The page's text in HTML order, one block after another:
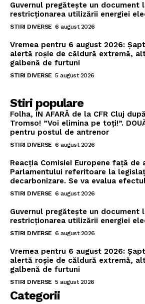
Guvernul pregătește un document
restricționarea utilizării energiei
STIRI DIVERSE 6 august 2026
Vremea pentru 6 august 2026:
alertă roșie de căldură extremă,
galbenă de furtuni
STIRI DIVERSE 5 august 2026
Stiri populare
Folha, ÎN AFARĂ de la CFR Cluj
Tromso! ”Voi elimina pe toți!”.
pentru postul de antrenor
STIRI DIVERSE 6 august 2026
Reacția Comisiei Europene față de
Parlamentului referitoare la
decarbonizare. Se va evalua
STIRI DIVERSE 6 august 2026
Guvernul pregătește un document
restricționarea utilizării energiei
STIRI DIVERSE 6 august 2026
Vremea pentru 6 august 2026:
alertă roșie de căldură extremă,
galbenă de furtuni
STIRI DIVERSE 5 august 2026
Categorii